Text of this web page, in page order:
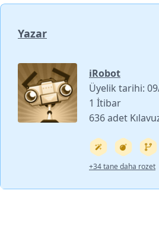
Yazar
iRobot
Üyelik tarihi:
1 İtibar
636 adet
+34 tane daha rozet